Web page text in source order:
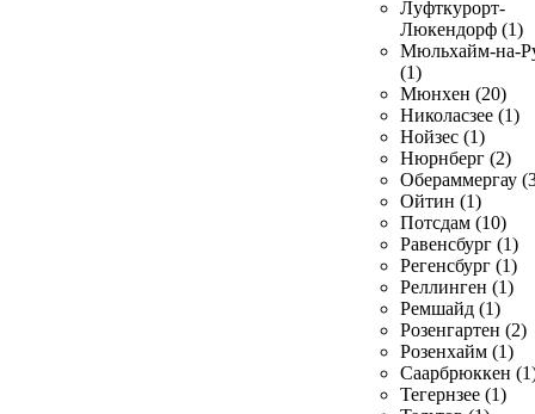
Луфткурорт-
Люкендорф (1)
Мюльхайм-на-
(1)
Мюнхен (20)
Николасзее (1)
Нойзес (1)
Нюрнберг (2)
Обераммергау
Ойтин (1)
Потсдам (10)
Равенсбург (1)
Регенсбург (1)
Реллинген (1)
Ремшайд (1)
Розенгартен (2)
Розенхайм (1)
Саарбрюккен
Тегернзее (1)